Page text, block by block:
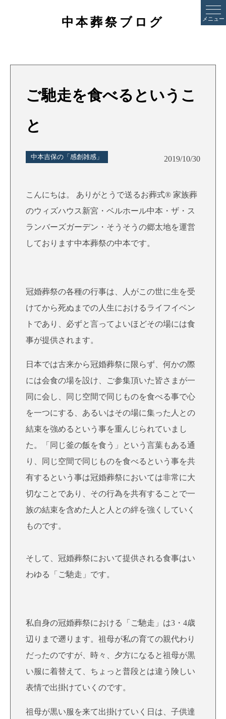
メニュー
中本葬祭ブログ
ご馳走を食べるというこ
と
中本吉保の「感創雑感」 2019/10/30
こんにちは。 ありがとうで送るお葬式® 家族葬
のウィズハウス新宮・ベルホール中本・ザ・ス
ランバーズガーデン・そうそうの郷太地を運営
しております中本葬祭の中本です。
冠婚葬祭の各種の行事は、人がこの世に生を受
けてから死ぬまでの人生におけるライフイベン
トであり、必ずと言ってよいほどその場には食
事が提供されます。
日本では古来から冠婚葬祭に限らず、何かの際
には会食の場を設け、ご参集頂いた皆さまが一
同に会し、同じ空間で同じものを食べる事で心
を一つにする、あるいはその場に集った人との
結束を強めるという事を重んじられていまし
た。「同じ釜の飯を食う」という言葉もある通
り、同じ空間で同じものを食べるという事を共
有するという事は冠婚葬祭においては非常に大
切なことであり、その行為を共有することで一
族の結束を含めた人と人との絆を強くしていく
ものです。
そして、冠婚葬祭において提供される食事はい
わゆる「ご馳走」です。
私自身の冠婚葬祭における「ご馳走」は3・4歳
辺りまで遡ります。祖母が私の育ての親代わり
だったのですが、時々、夕方になると祖母が黒
い服に着替えて、ちょっと普段とは違う険しい
表情で出掛けていくのです。
祖母が黒い服を来て出掛けていく日は、子供達